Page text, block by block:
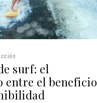
surf: el
entre el beneficio